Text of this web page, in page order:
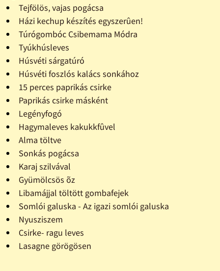
Tejfölös, vajas pogácsa
Házi kechup készítés egyszerûen!
Túrógombóc Csibemama Módra
Tyúkhúsleves
Húsvéti sárgatúró
Húsvéti foszlós kalács sonkához
15 perces paprikás csirke
Paprikás csirke másként
Legényfogó
Hagymaleves kakukkfûvel
Alma töltve
Sonkás pogácsa
Karaj szilvával
Gyümölcsös õz
Libamájjal töltött gombafejek
Somlói galuska - Az igazi somlói galuska
Nyusziszem
Csirke- ragu leves
Lasagne görögösen